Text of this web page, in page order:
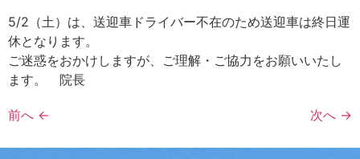
5/2（土）は、送迎車ドライバー不在のため送迎車は終日運
休となります。
ご迷惑をおかけしますが、ご理解・ご協力をお願いいたし
ます。 院長
前へ ← 次へ →